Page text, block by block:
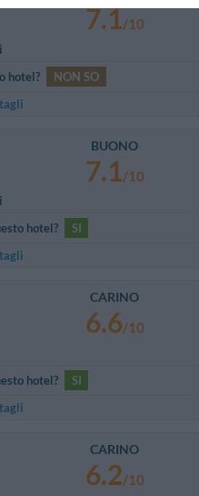
7.1/10
hotel?
NON SO
BUONO
7.1/10
hotel?
SI
CARINO
6.6/10
hotel?
SI
CARINO
6.2/10